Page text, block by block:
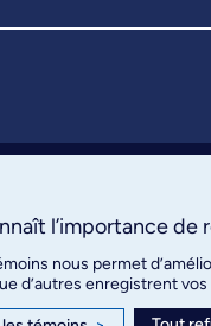
et
l’importance
nous permet
d’autres enregistrent